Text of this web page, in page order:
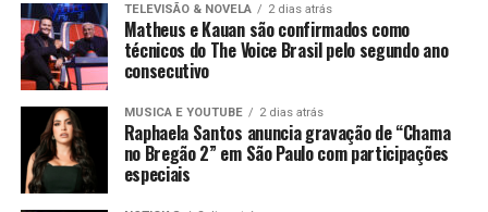
TELEVISÃO & NOVELA 2 dias atrás
Matheus e Kauan são confirmados como
técnicos do The Voice Brasil pelo segundo ano
consecutivo
MUSICA E YOUTUBE 2 dias atrás
Raphaela Santos anuncia gravação de “Chama
no Bregão 2” em São Paulo com participações
especiais